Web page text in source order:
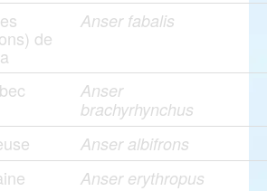
de
Anser fabalis
Anser
brachyrhynchus
Anser albifrons
Anser erythropus